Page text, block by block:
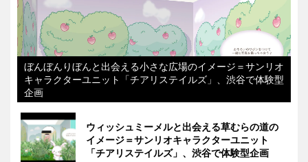
ぼんぼんりぼんと出会える小さな広場のイメージ＝サンリオ
キャラクターユニット「チアリステイルズ」、渋谷で体験型
企画
ウィッシュミーメルと出会える草むらの道の
イメージ＝サンリオキャラクターユニット
「チアリステイルズ」、渋谷で体験型企画